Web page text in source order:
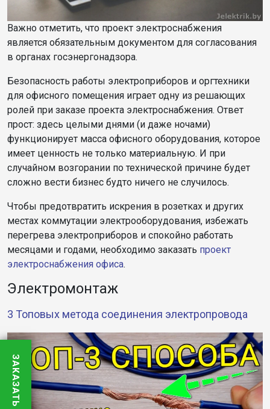
Важно отметить, что проект электроснабжения
является обязательным документом для согласования
в органах госэнергонадзора.
Безопасность работы электроприборов и оргтехники
для офисного помещения играет одну из решающих
ролей при заказе проекта электроснабжения. Ответ
прост: здесь целыми днями (и даже ночами)
функционирует масса офисного оборудования, которое
имеет ценность не только материальную. И при
случайном возгорании по технической причине будет
сложно вести бизнес будто ничего не случилось.
Чтобы предотвратить искрения в розетках и других
местах коммутации электрооборудования, избежать
перегрева электроприборов и спокойно работать
месяцами и годами, необходимо заказать проект
электроснабжения офиса.
Электромонтаж
3 Топовых метода соединения электропровода